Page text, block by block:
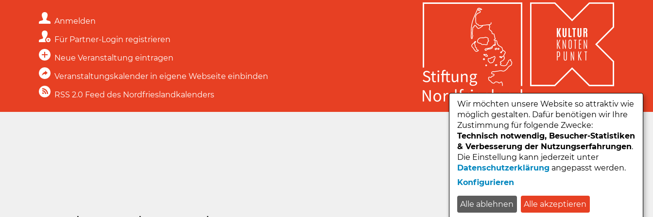
Anmelden
Für Partner-Login registrieren
Neue Veranstaltung eintragen
Veranstaltungskalender in eigene Webseite einbinden
RSS 2.0 Feed des Nordfrieslandkalenders
Zu unserer App:
Wir möchten unsere Website so attraktiv wie
möglich gestalten. Dafür benötigen wir Ihre
Zustimmung für folgende Zwecke:
Technisch notwendig, Besucher-Statistiken
& Verbesserung der Nutzungserfahrungen.
Die Einstellung kann jederzeit unter
Datenschutzerklärung angepasst werden.
Konfigurieren
Alle ablehnen Alle akzeptieren